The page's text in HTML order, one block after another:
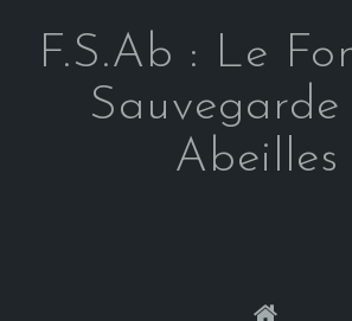
F.S.Ab : Le
Sauvegarde
Abeilles